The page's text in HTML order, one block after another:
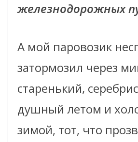
железнодорожных
А мой паровозик
затормозил через
старенький,
душный летом и
зимой, тот, что